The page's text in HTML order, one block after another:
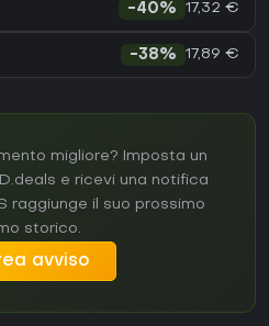
-40% 17,32 €
-38% 17,89 €
migliore? Imposta un
e ricevi una notifica
raggiunge il suo prossimo
storico.
avviso